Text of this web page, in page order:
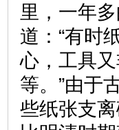
里，一年
道：“有时
心，工具
等。”由于
些纸张支